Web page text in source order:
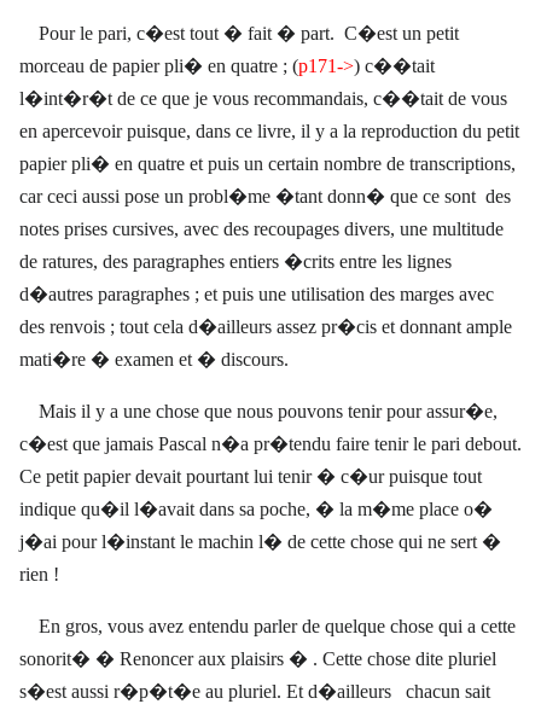
Pour le pari, c�est tout � fait � part. C�est un petit
morceau de papier pli� en quatre ; (p171->) c��tait
l�int�r�t de ce que je vous recommandais, c��tait de vous
en apercevoir puisque, dans ce livre, il y a la reproduction du petit
papier pli� en quatre et puis un certain nombre de transcriptions,
car ceci aussi pose un probl�me �tant donn� que ce sont des
notes prises cursives, avec des recoupages divers, une multitude
de ratures, des paragraphes entiers �crits entre les lignes
d�autres paragraphes ; et puis une utilisation des marges avec
des renvois ; tout cela d�ailleurs assez pr�cis et donnant ample
mati�re � examen et � discours.
Mais il y a une chose que nous pouvons tenir pour assur�e,
c�est que jamais Pascal n�a pr�tendu faire tenir le pari debout.
Ce petit papier devait pourtant lui tenir � c�ur puisque tout
indique qu�il l�avait dans sa poche, � la m�me place o�
j�ai pour l�instant le machin l� de cette chose qui ne sert �
rien !
En gros, vous avez entendu parler de quelque chose qui a cette
sonorit� � Renoncer aux plaisirs � . Cette chose dite pluriel
s�est aussi r�p�t�e au pluriel. Et d�ailleurs
chacun sait